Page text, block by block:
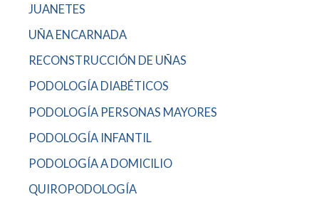
JUANETES
UÑA ENCARNADA
RECONSTRUCCIÓN DE UÑAS
PODOLOGÍA DIABÉTICOS
PODOLOGÍA PERSONAS MAYORES
PODOLOGÍA INFANTIL
PODOLOGÍA A DOMICILIO
QUIROPODOLOGÍA